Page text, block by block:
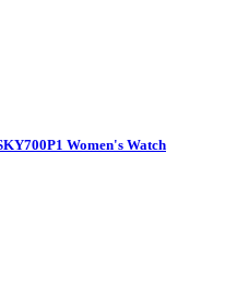
Women's Watch